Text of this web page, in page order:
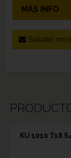
MÁS INFO
Solicitar
KU 1010 T18